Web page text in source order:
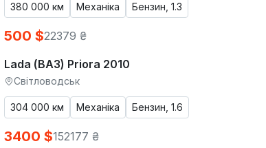
380 000 км Механіка Бензин, 1.3
500 $22379 ₴
Lada (ВАЗ) Priora 2010
Світловодськ
304 000 км Механіка Бензин, 1.6
3400 $152177 ₴